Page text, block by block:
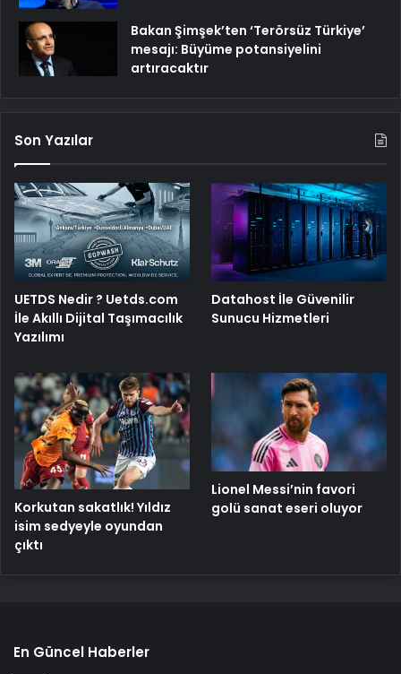
Bakan Şimşek’ten ‘Terörsüz Türkiye’
mesajı: Büyüme potansiyelini
artıracaktır
Son Yazılar
UETDS Nedir ? Uetds.com
İle Akıllı Dijital Taşımacılık
Yazılımı
Datahost İle Güvenilir
Sunucu Hizmetleri
Korkutan sakatlık! Yıldız
isim sedyeyle oyundan
çıktı
Lionel Messi’nin favori
golü sanat eseri oluyor
En Güncel Haberler